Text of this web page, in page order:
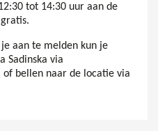
tot 14:30 uur aan de
aan te melden kun je
Sadinska via
of bellen naar de locatie via